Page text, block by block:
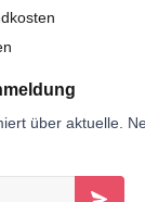
über aktuelle.